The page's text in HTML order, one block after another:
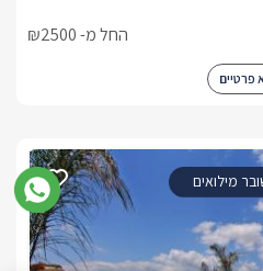
החל מ- ₪2500
פרטיים
מילואים